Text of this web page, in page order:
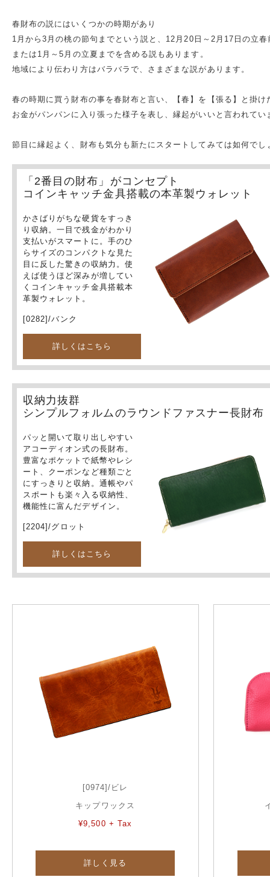
春財布の説にはいくつかの時期があり
1月から3月の桃の節句までという説と、12月20日～2月17日の立春
または1月～5月の立夏までを含める説もあります。
地域により伝わり方はバラバラで、さまざまな説があります。
春の時期に買う財布の事を春財布と言い、【春】を【張る】と掛
お金がパンパンに入り張った様子を表し、縁起がいいと言われてい
節目に縁起よく、財布も気分も新たにスタートしてみては如何でし
「2番目の財布」がコンセプト
コインキャッチ金具搭載の本革製ウォレット
かさばりがちな硬貨をすっき
り収納。一目で残金がわかり
支払いがスマートに。手のひ
らサイズのコンパクトな見た
目に反した驚きの収納力。使
えば使うほど深みが増してい
くコインキャッチ金具搭載本
革製ウォレット。
[0282]/バンク
詳しくはこちら
収納力抜群
シンプルフォルムのラウンドファスナー長財布
パッと開いて取り出しやすい
アコーディオン式の長財布。
豊富なポケットで紙幣やレシ
ート、クーポンなど種類ごと
にすっきりと収納。通帳やパ
スポートも楽々入る収納性、
機能性に富んだデザイン。
[2204]/グロット
詳しくはこちら
[0974]/ビレ
キップワックス
¥9,500 + Tax
詳しく見る